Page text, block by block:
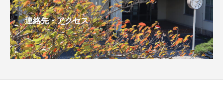
連絡先・アクセス